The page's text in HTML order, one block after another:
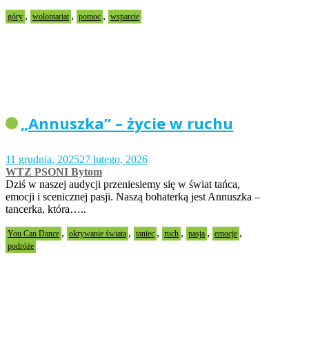
góry , wolontariat , pomoc , wsparcie
„Annuszka” – życie w ruchu
11 grudnia, 202527 lutego, 2026
WTZ PSONI Bytom
Dziś w naszej audycji przeniesiemy się w świat tańca,
emocji i scenicznej pasji. Naszą bohaterką jest Annuszka –
tancerka, która…..
You Can Dance , okrywanie świata , taniec , ruch , pasja , emocje ,
podróże